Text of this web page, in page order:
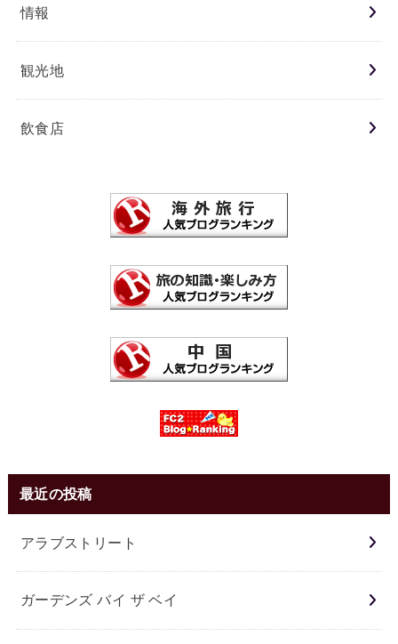
情報
観光地
飲食店
最近の投稿
アラブストリート
ガーデンズ バイ ザ ベイ